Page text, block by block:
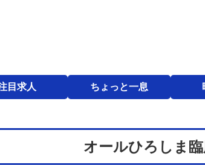
目求人 ちょっと一息
オールひろしま